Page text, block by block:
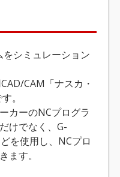
シミュレーション
CAM「ナスカ・
。
カーのNCプログラ
けでなく、G-
を使用し、NCプロ
ます。